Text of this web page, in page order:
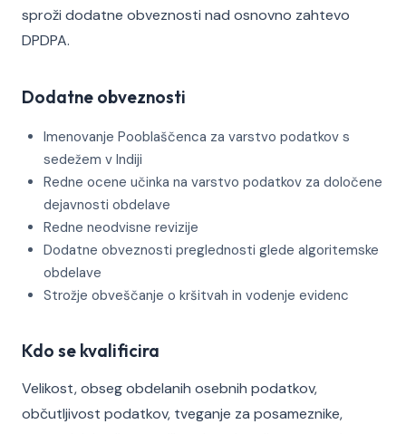
sproži dodatne obveznosti nad osnovno zahtevo
DPDPA.
Dodatne obveznosti
Imenovanje Pooblaščenca za varstvo podatkov s
sedežem v Indiji
Redne ocene učinka na varstvo podatkov za določene
dejavnosti obdelave
Redne neodvisne revizije
Dodatne obveznosti preglednosti glede algoritemske
obdelave
Strožje obveščanje o kršitvah in vodenje evidenc
Kdo se kvalificira
Velikost, obseg obdelanih osebnih podatkov,
občutljivost podatkov, tveganje za posameznike,